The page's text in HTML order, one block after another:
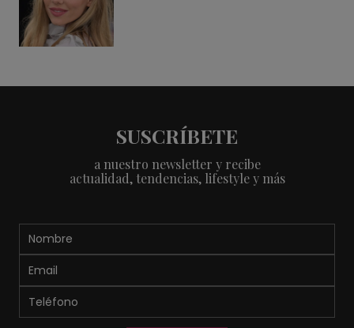
SUSCRÍBETE
a nuestro newsletter y recibe
actualidad, tendencias, lifestyle y más